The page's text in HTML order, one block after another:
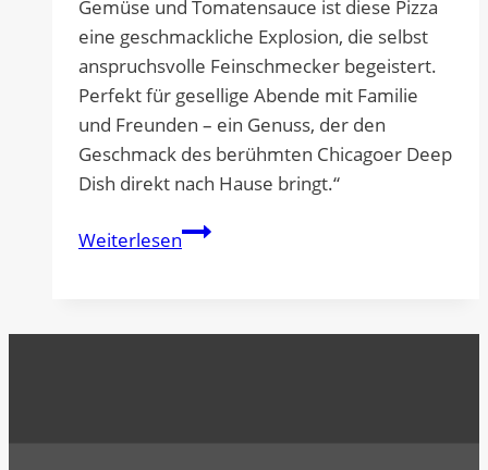
Gemüse und Tomatensauce ist diese Pizza
eine geschmackliche Explosion, die selbst
anspruchsvolle Feinschmecker begeistert.
Perfekt für gesellige Abende mit Familie
und Freunden – ein Genuss, der den
Geschmack des berühmten Chicagoer Deep
Dish direkt nach Hause bringt.“
WeiterlesenChicago